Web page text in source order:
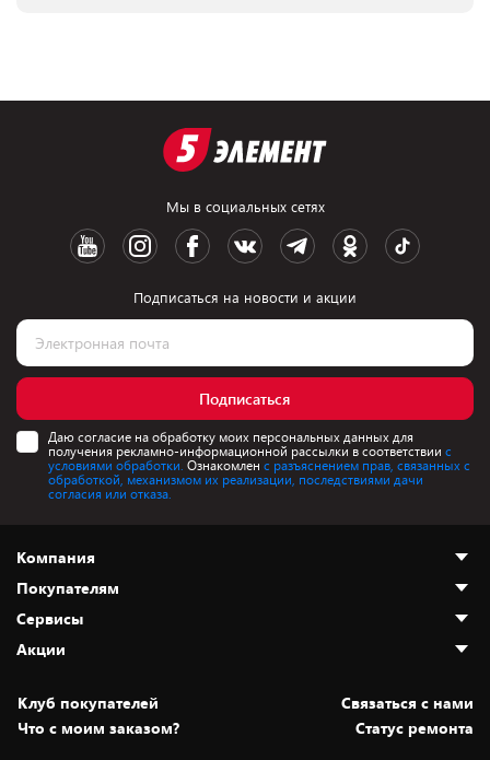
Мы в социальных сетях
Подписаться на новости и акции
Подписаться
Даю согласие на обработку моих персональных данных для
получения рекламно-информационной рассылки в соответствии с
условиями обработки. Ознакомлен с разъяснением прав, связанных с
обработкой, механизмом их реализации, последствиями дачи
согласия или отказа.
Компания
О нас
Адреса магазинов
Новости
Статьи и обзоры
Вакансии
Покупателям
Как сделать заказ
Оплата и доставка
Безналичный расчёт
Обмен и возврат товара
Сервисы
Установка техники
Для игровых консолей
Акции
Скидки и промокоды
Белорусские товары
Клуб покупателей
Cвязаться с нами
Что с моим заказом?
Статус ремонта